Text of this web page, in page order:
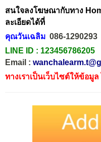
สนใจลงโฆษณากับทาง
ละเอียดได้ที่
คุณวันเฉลิม 086-1290293
LINE ID : 123456786205
Email :
ทางเราเป็นเว็บไซต์ให้ข้อมู